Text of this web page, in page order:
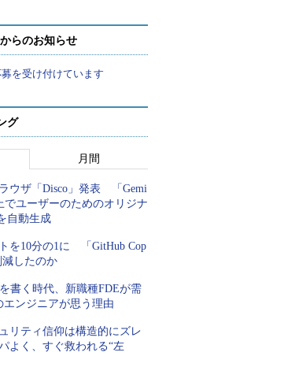
らのお知らせ
を受け付けています
グ
月間
ウザ「Disco」発表 「Gemi
でユーザーのためのオリジナ
自動生成
を10分の1に 「GitHub Cop
したのか
書く時代、新職種FDEが需
ンジニアが思う理由
リティ信仰は構造的にズレ
よく、すぐ救われる“左